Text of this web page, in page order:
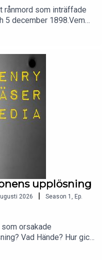
rånmord som inträffade
5 december 1898.Vem
Vem mördades och
allt?Wikipedia säger sitt
upplösning
2026 | Season 1
Ep.
orsakade
Vad Hände? Hur gick
sitt om Sovjetunionens